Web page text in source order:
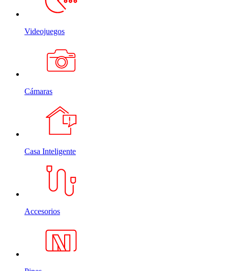
Videojuegos
Cámaras
Casa Inteligente
Accesorios